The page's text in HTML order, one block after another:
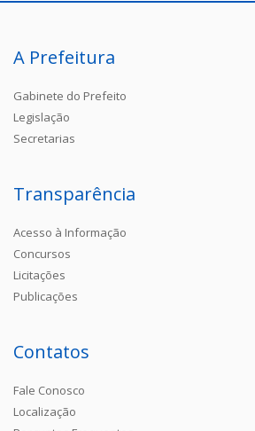
A Prefeitura
Gabinete do Prefeito
Legislação
Secretarias
Transparência
Acesso à Informação
Concursos
Licitações
Publicações
Contatos
Fale Conosco
Localização